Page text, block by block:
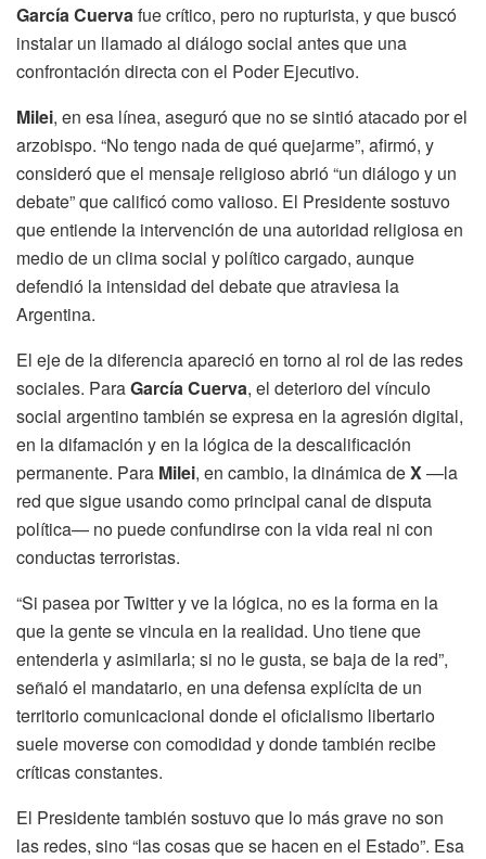
García Cuervafue crítico, pero no rupturista, y que buscó
instalar un llamado al diálogo social antes que una
confrontación directa con el Poder Ejecutivo.
Milei, en esa línea, aseguró que no se sintió atacado por el
arzobispo. “No tengo nada de qué quejarme”, afirmó, y
consideró que el mensaje religioso abrió “un diálogo y un
debate” que calificó como valioso. El Presidente sostuvo
que entiende la intervención de una autoridad religiosa en
medio de un clima social y político cargado, aunque
defendió la intensidad del debate que atraviesa la
Argentina.
El eje de la diferencia apareció en torno al rol de las redes
sociales. ParaGarcía Cuerva, el deterioro del vínculo
social argentino también se expresa en la agresión digital,
en la difamación y en la lógica de la descalificación
permanente. Para Milei, en cambio, la dinámica deX—la
red que sigue usando como principal canal de disputa
política— no puede confundirse con la vida real ni con
conductas terroristas.
“Si pasea por Twitter y ve la lógica, no es la forma en la
que la gente se vincula en la realidad. Uno tiene que
entenderla y asimilarla; si no le gusta, se baja de la red”,
señaló el mandatario, en una defensa explícita de un
territorio comunicacional donde el oficialismo libertario
suele moverse con comodidad y donde también recibe
críticas constantes.
El Presidente también sostuvo que lo más grave no son
las redes, sino “las cosas que se hacen en el Estado”. Esa